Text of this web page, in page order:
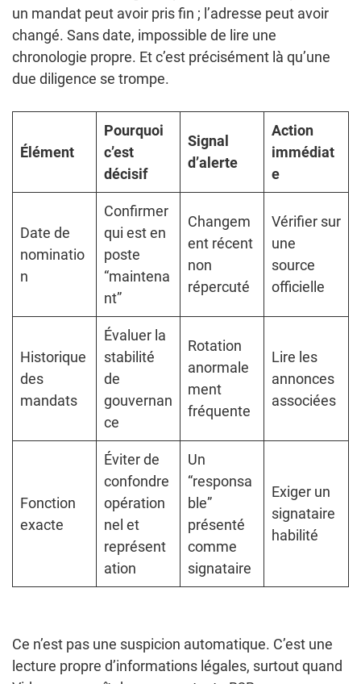
un mandat peut avoir pris fin ; l’adresse peut avoir
changé. Sans date, impossible de lire une
chronologie propre. Et c’est précisément là qu’une
due diligence se trompe.
Élément
Pourquoi
c’est
décisif
Signal
d’alerte
Action
immédiat
e
Date de
nominatio
n
Confirmer
qui est en
poste
“maintena
nt”
Changem
ent récent
non
répercuté
Vérifier sur
une
source
officielle
Historique
des
mandats
Évaluer la
stabilité
de
gouvernan
ce
Rotation
anormale
ment
fréquente
Lire les
annonces
associées
Fonction
exacte
Éviter de
confondre
opération
nel et
représent
ation
Un
“responsa
ble”
présenté
comme
signataire
Exiger un
signataire
habilité
Ce n’est pas une suspicion automatique. C’est une
lecture propre d’informations légales, surtout quand